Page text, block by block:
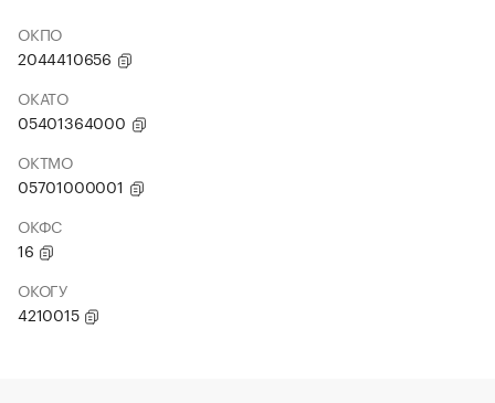
ОКПО
2044410656
ОКАТО
05401364000
ОКТМО
05701000001
ОКФС
16
ОКОГУ
4210015